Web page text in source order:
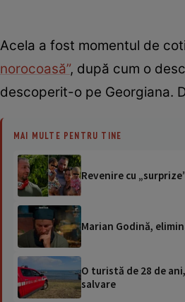
Acela a fost momentul de
norocoasă”, după cum o
descoperit-o pe Georgiana.
MAI MULTE PENTRU TINE
Revenire cu
Marian Godină,
O turistă de 28 de
salvare